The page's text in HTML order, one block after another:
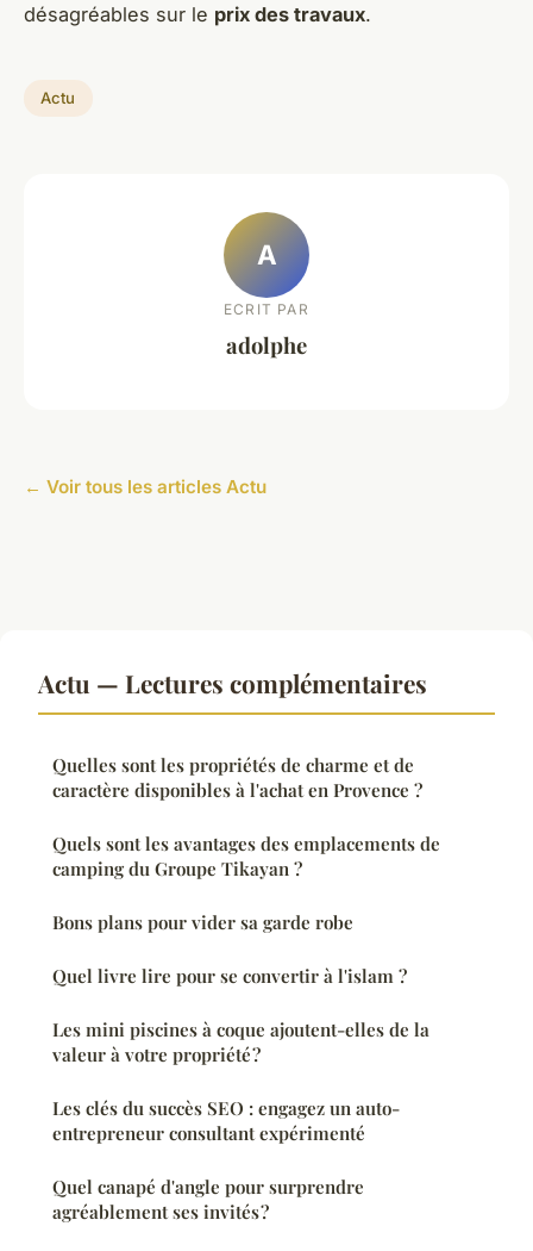
désagréables sur le prix des travaux.
Actu
A
ECRIT PAR
adolphe
← Voir tous les articles Actu
Actu — Lectures complémentaires
Quelles sont les propriétés de charme et de
caractère disponibles à l'achat en Provence ?
Quels sont les avantages des emplacements de
camping du Groupe Tikayan ?
Bons plans pour vider sa garde robe
Quel livre lire pour se convertir à l'islam ?
Les mini piscines à coque ajoutent-elles de la
valeur à votre propriété ?
Les clés du succès SEO : engagez un auto-
entrepreneur consultant expérimenté
Quel canapé d'angle pour surprendre
agréablement ses invités ?